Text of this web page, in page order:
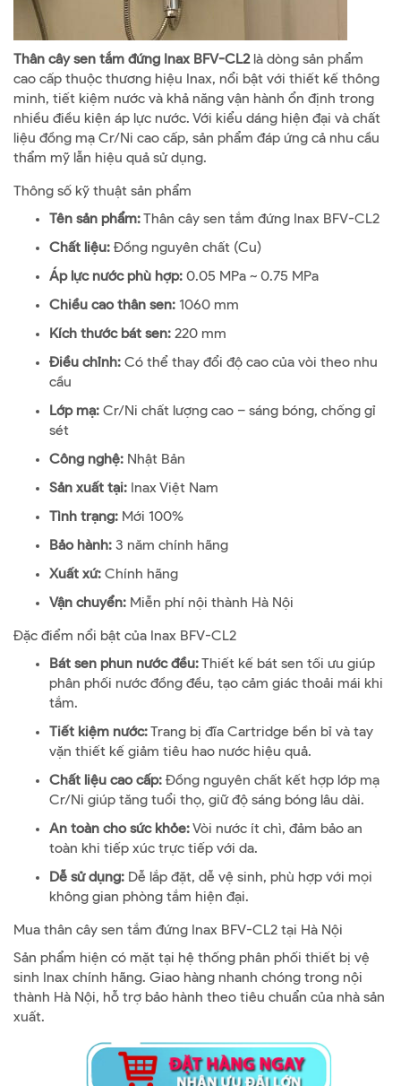
Thân cây sen tắm đứng Inax BFV-CL2là dòng sản phẩm
cao cấp thuộc thương hiệu Inax, nổi bật với thiết kế thông
minh, tiết kiệm nước và khả năng vận hành ổn định trong
nhiều điều kiện áp lực nước. Với kiểu dáng hiện đại và chất
liệu đồng mạ Cr/Ni cao cấp, sản phẩm đáp ứng cả nhu cầu
thẩm mỹ lẫn hiệu quả sử dụng.
Thông số kỹ thuật sản phẩm
Tên sản phẩm:Thân cây sen tắm đứng Inax BFV-CL2
Chất liệu: Đồng nguyên chất (Cu)
Áp lực nước phù hợp: 0.05 MPa ~ 0.75 MPa
Chiều cao thân sen: 1060 mm
Kích thước bát sen: 220 mm
Điều chỉnh: Có thể thay đổi độ cao của vòi theo nhu
cầu
Lớp mạ: Cr/Ni chất lượng cao – sáng bóng, chống gỉ
sét
Công nghệ: Nhật Bản
Sản xuất tại: Inax Việt Nam
Tình trạng: Mới 100%
Bảo hành: 3 năm chính hãng
Xuất xứ: Chính hãng
Vận chuyển: Miễn phí nội thành Hà Nội
Đặc điểm nổi bật của Inax BFV-CL2
Bát sen phun nước đều:Thiết kế bát sen tối ưu giúp
phân phối nước đồng đều, tạo cảm giác thoải mái khi
tắm.
Tiết kiệm nước:Trang bị đĩa Cartridge bền bỉ và tay
vặn thiết kế giảm tiêu hao nước hiệu quả.
Chất liệu cao cấp: Đồng nguyên chất kết hợp lớp mạ
Cr/Ni giúp tăng tuổi thọ, giữ độ sáng bóng lâu dài.
An toàn cho sức khỏe:Vòi nước ít chì, đảm bảo an
toàn khi tiếp xúc trực tiếp với da.
Dễ sử dụng: Dễ lắp đặt, dễ vệ sinh, phù hợp với mọi
không gian phòng tắm hiện đại.
Mua thân cây sen tắm đứng Inax BFV-CL2 tại Hà Nội
Sản phẩm hiện có mặt tại hệ thống phân phối thiết bị vệ
sinh Inax chính hãng. Giao hàng nhanh chóng trong nội
thành Hà Nội, hỗ trợ bảo hành theo tiêu chuẩn của nhà sản
xuất.